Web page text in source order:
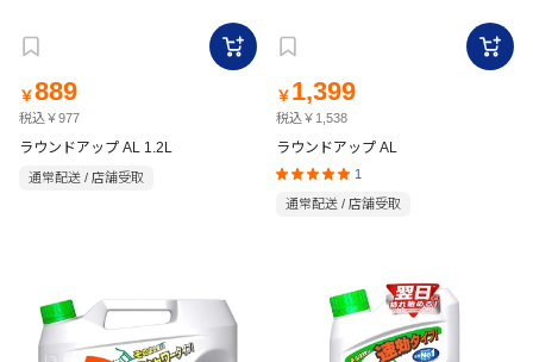
￥889
税込￥977
ラウンドアップ AL 1.2L
通常配送 / 店舗受取
￥ 1,399
税込￥1,538
ラウンドアップ AL
1
通常配送 / 店舗受取